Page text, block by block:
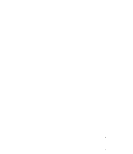
Ace
Preis
449,00